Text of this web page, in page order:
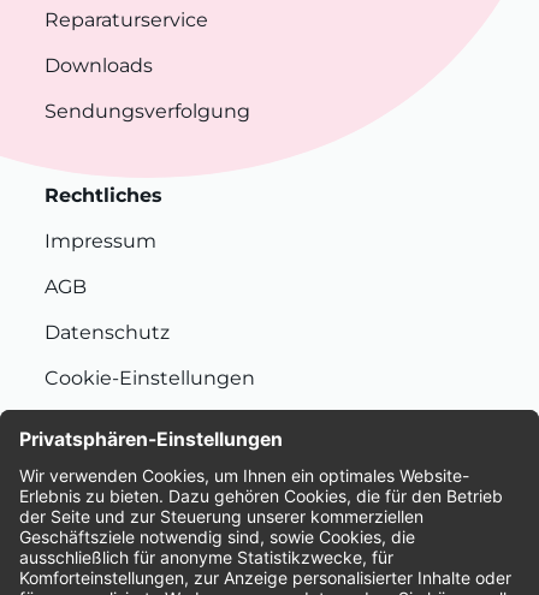
Reparaturservice
Downloads
Sendungsverfolgung
Rechtliches
Impressum
AGB
Datenschutz
Cookie-Einstellungen
Bewertungen